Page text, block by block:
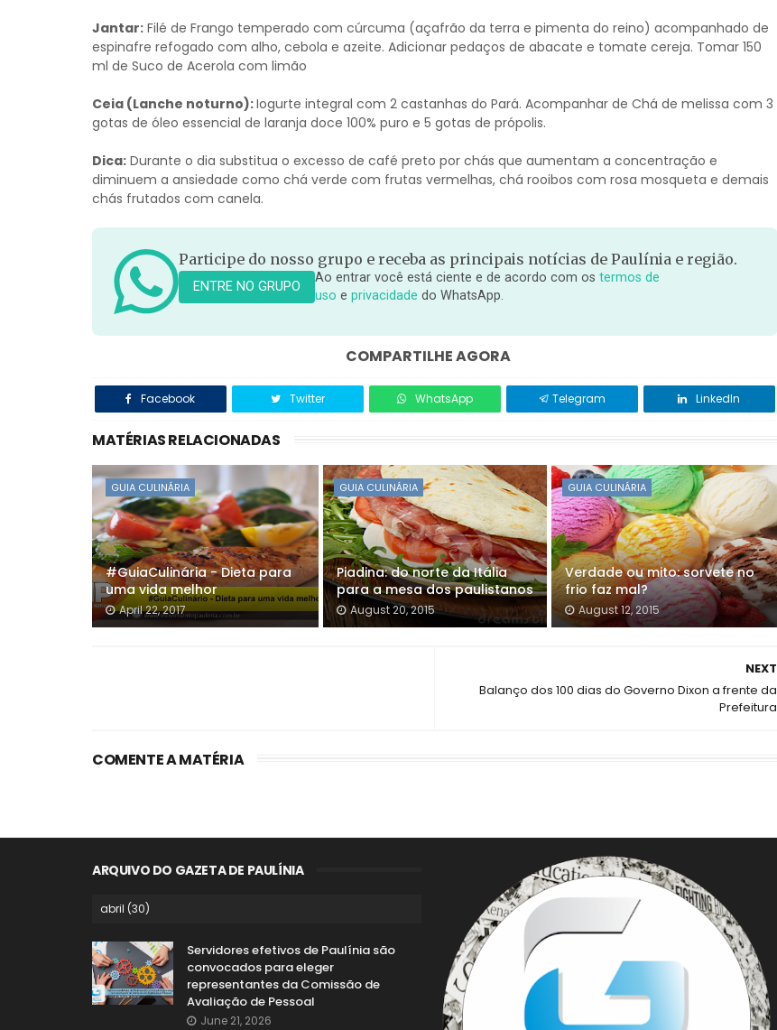
Jantar: Filé de Frango temperado com cúrcuma (açafrão da terra e pimenta do reino) acompanhado de
espinafre refogado com alho, cebola e azeite. Adicionar pedaços de abacate e tomate cereja. Tomar 150
ml de Suco de Acerola com limão
Ceia (Lanche noturno):Iogurte integral com 2 castanhas do Pará. Acompanhar de Chá de melissa com 3
gotas de óleo essencial de laranja doce 100% puro e 5 gotas de própolis.
Dica: Durante o dia substitua o excesso de café preto por chás que aumentam a concentração e
diminuem a ansiedade como chá verde com frutas vermelhas, chá rooibos com rosa mosqueta e demais
chás frutados com canela.
Participe do nosso grupo e receba as principais notícias de Paulínia e região.
ENTRE NO GRUPO
Ao entrar você está ciente e de acordo com os termos de
uso e privacidade do WhatsApp.
COMPARTILHE AGORA
Facebook Twitter WhatsApp Telegram LinkedIn
MATÉRIAS RELACIONADAS
GUIA CULINÁRIA
#GuiaCulinária - Dieta para
uma vida melhor
April 22, 2017
GUIA CULINÁRIA
Piadina: do norte da Itália
para a mesa dos paulistanos
August 20, 2015
GUIA CULINÁRIA
Verdade ou mito: sorvete no
frio faz mal?
August 12, 2015
NEXT
Balanço dos 100 dias do Governo Dixon a frente da
Prefeitura
COMENTE A MATÉRIA
ARQUIVO DO GAZETA DE PAULÍNIA
Servidores efetivos de Paulínia são
convocados para eleger
representantes da Comissão de
Avaliação de Pessoal
June 21, 2026